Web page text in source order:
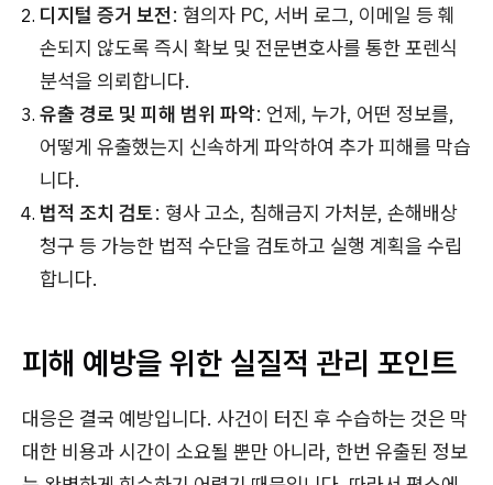
디지털 증거 보전: 혐의자 PC, 서버 로그, 이메일 등 훼
손되지 않도록 즉시 확보 및 전문변호사를 통한 포렌식
분석을 의뢰합니다.
유출 경로 및 피해 범위 파악: 언제, 누가, 어떤 정보를,
어떻게 유출했는지 신속하게 파악하여 추가 피해를 막습
니다.
법적 조치 검토: 형사 고소, 침해금지 가처분, 손해배상
청구 등 가능한 법적 수단을 검토하고 실행 계획을 수립
합니다.
피해 예방을 위한 실질적 관리 포인트
대응은 결국 예방입니다. 사건이 터진 후 수습하는 것은 막
대한 비용과 시간이 소요될 뿐만 아니라, 한번 유출된 정보